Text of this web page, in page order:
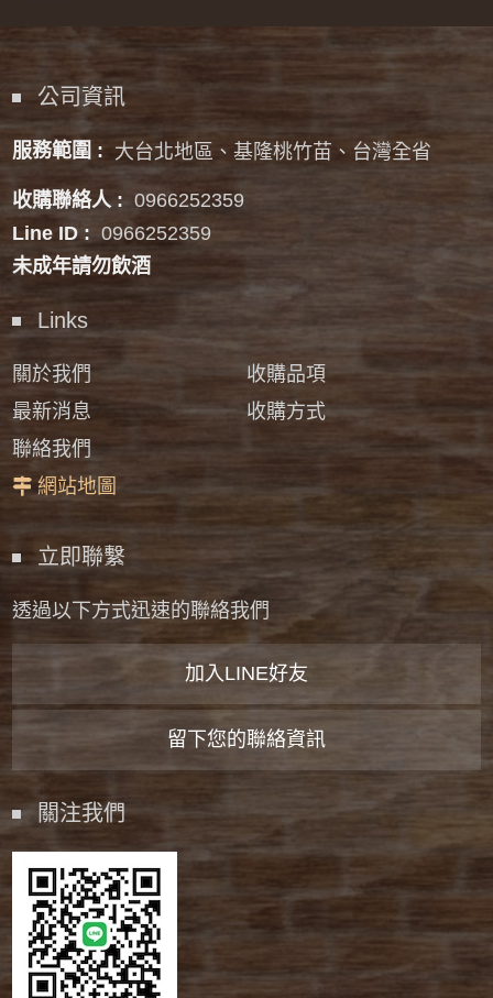
公司資訊
服務範圍 : 大台北地區、基隆桃竹苗、台灣全省
收購聯絡人 : 0966252359
Line ID : 0966252359
未成年請勿飲酒
Links
關於我們
收購品項
最新消息
收購方式
聯絡我們
網站地圖
立即聯繫
透過以下方式迅速的聯絡我們
加入LINE好友
留下您的聯絡資訊
關注我們